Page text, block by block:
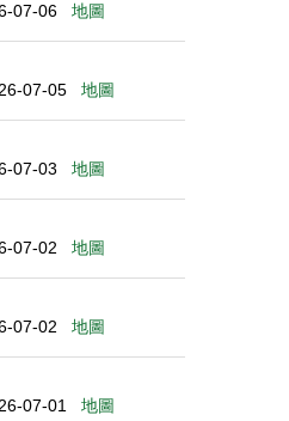
07-06 地圖
07-05 地圖
07-03 地圖
07-02 地圖
07-02 地圖
07-01 地圖